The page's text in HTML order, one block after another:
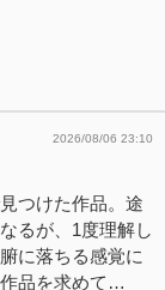
2026/08/06 23:10
つけた作品。途
るが、1度理解し
に落ちる感覚に
品を求めて…